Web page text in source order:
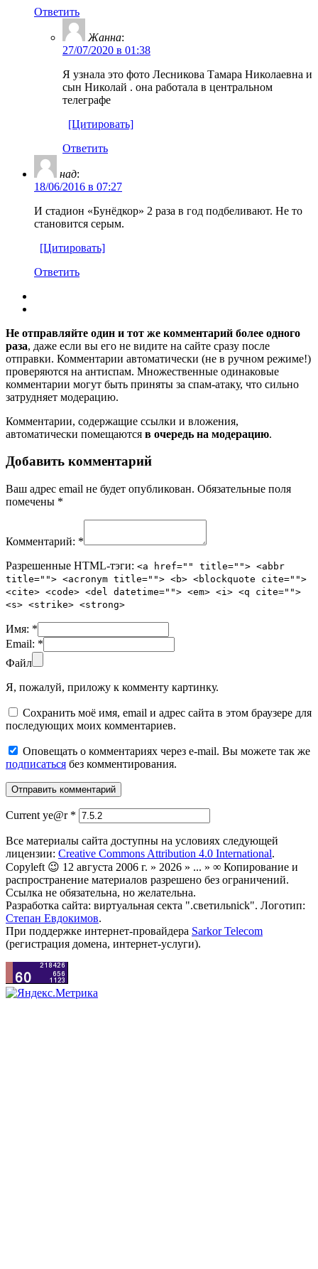
Ответить
Жанна:
27/07/2020 в 01:38
Я узнала это фото Лесникова Тамара Николаевна и
сын Николай . она работала в центральном
телеграфе
[Цитировать]
Ответить
над:
18/06/2016 в 07:27
И стадион «Бунёдкор» 2 раза в год подбеливают. Не то
становится серым.
[Цитировать]
Ответить
Не отправляйте один и тот же комментарий более одного
раза, даже если вы его не видите на сайте сразу после
отправки. Комментарии автоматически (не в ручном режиме!)
проверяются на антиспам. Множественные одинаковые
комментарии могут быть приняты за спам-атаку, что сильно
затрудняет модерацию.
Комментарии, содержащие ссылки и вложения,
автоматически помещаются в очередь на модерацию.
Добавить комментарий
Ваш адрес email не будет опубликован. Обязательные поля
помечены *
Комментарий: *
Разрешенные HTML-тэги: <a href="" title=""> <abbr
title=""> <acronym title=""> <b> <blockquote cite="">
<cite> <code> <del datetime=""> <em> <i> <q cite="">
<s> <strike> <strong>
Имя: *
Email: *
Файл
Я, пожалуй, приложу к комменту картинку.
Сохранить моё имя, email и адрес сайта в этом браузере для
последующих моих комментариев.
Оповещать о комментариях через e-mail. Вы можете так же
подписаться без комментирования.
Current ye@r *
Все материалы сайта доступны на условиях следующей
лицензии: Creative Commons Attribution 4.0 International.
Copyleft 😉 12 августа 2006 г. » 2026 » ... » ∞ Копирование и
распространение материалов разрешено без ограничений.
Ссылка не обязательна, но желательна.
Разработка сайта: виртуальная секта ".светильnick". Логотип:
Степан Евдокимов.
При поддержке интернет-провайдера Sarkor Telecom
(регистрация домена, интернет-услуги).